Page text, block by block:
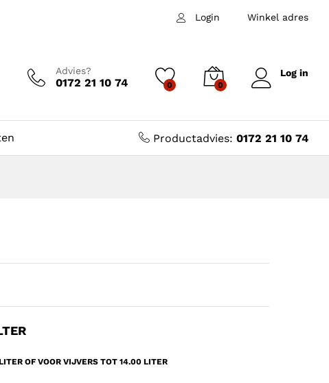
Login Winkel adres
Advies?
0172 21 10 74 0 0
Log in
Productadvies: 0172 21 10 74
OF VOOR VIJVERS TOT 14.00 LITER